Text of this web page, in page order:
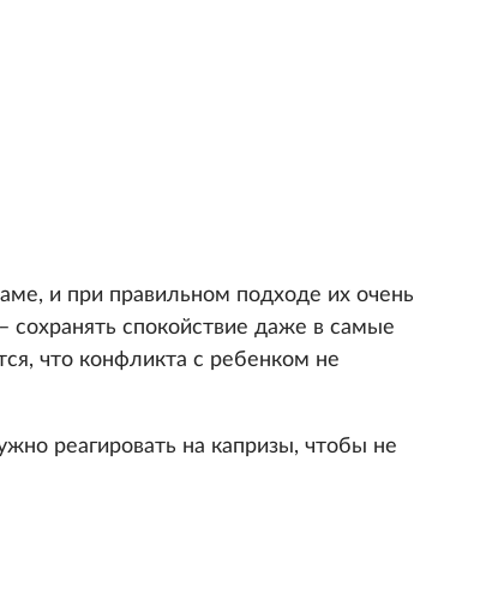
и при правильном подходе их очень
сохранять спокойствие даже в самые
что конфликта с ребенком не
реагировать на капризы, чтобы не